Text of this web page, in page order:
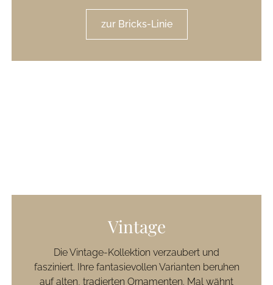
zur Bricks-Linie
Vintage
Die Vintage-Kollektion verzaubert und
fasziniert. Ihre fantasievollen Varianten beruhen
auf alten, tradierten Ornamenten. Mal wähnt